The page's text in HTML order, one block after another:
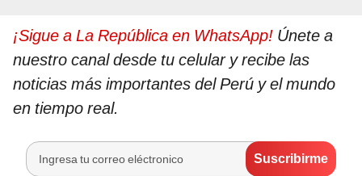
¡Sigue a La República en WhatsApp! Únete a
nuestro canal desde tu celular y recibe las
noticias más importantes del Perú y el mundo
en tiempo real.